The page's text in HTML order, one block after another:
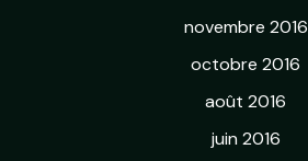
novembre 2016
octobre 2016
août 2016
juin 2016